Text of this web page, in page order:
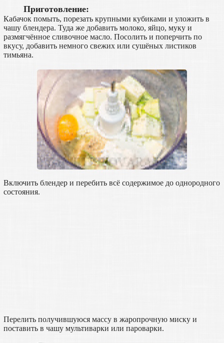
Приготовление:
Кабачок помыть, порезать крупными кубиками и уложить в
чашу блендера. Туда же добавить молоко, яйцо, муку и
размягчённое сливочное масло. Посолить и поперчить по
вкусу, добавить немного свежих или сушёных листиков
тимьяна.
Включить блендер и перебить всё содержимое до однородного
состояния.
Перелить получившуюся массу в жаропрочную миску и
поставить в чашу мультиварки или пароварки.